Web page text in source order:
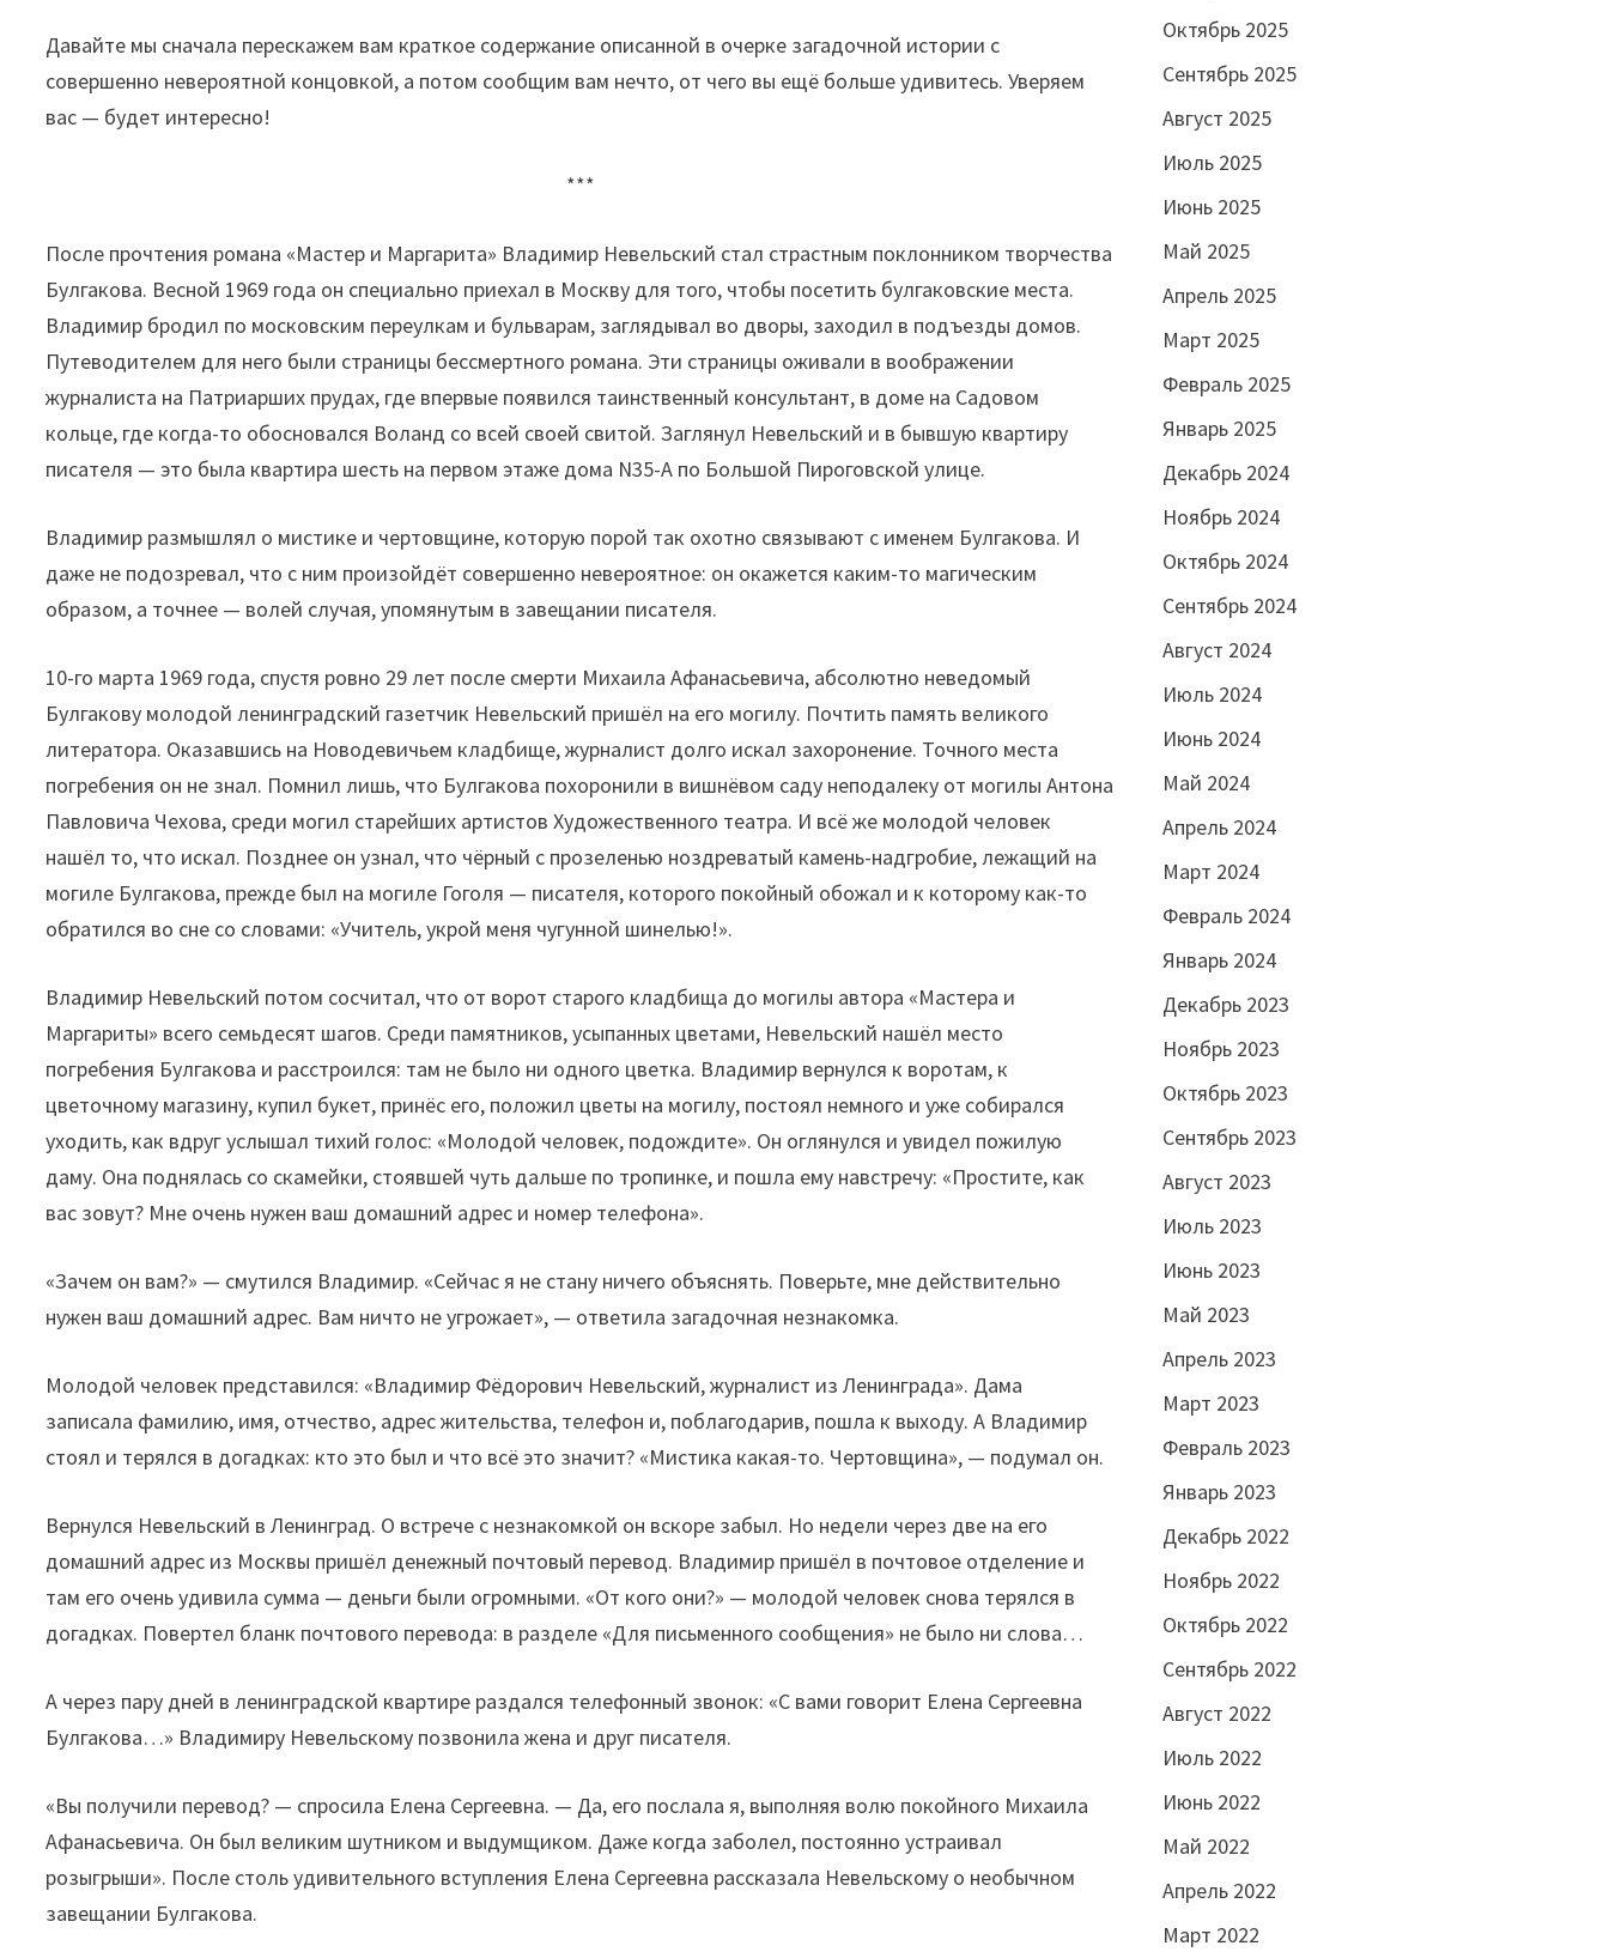
Давайте мы сначала перескажем вам краткое содержание описанной в очерке загадочной истории с
совершенно невероятной концовкой, а потом сообщим вам нечто, от чего вы ещё больше удивитесь. Уверяем
вас — будет интересно!
***
После прочтения романа «Мастер и Маргарита» Владимир Невельский стал страстным поклонником творчества
Булгакова. Весной 1969 года он специально приехал в Москву для того, чтобы посетить булгаковские места.
Владимир бродил по московским переулкам и бульварам, заглядывал во дворы, заходил в подъезды домов.
Путеводителем для него были страницы бессмертного романа. Эти страницы оживали в воображении
журналиста на Патриарших прудах, где впервые появился таинственный консультант, в доме на Садовом
кольце, где когда-то обосновался Воланд со всей своей свитой. Заглянул Невельский и в бывшую квартиру
писателя — это была квартира шесть на первом этаже дома N35-А по Большой Пироговской улице.
Владимир размышлял о мистике и чертовщине, которую порой так охотно связывают с именем Булгакова. И
даже не подозревал, что с ним произойдёт совершенно невероятное: он окажется каким-то магическим
образом, а точнее — волей случая, упомянутым в завещании писателя.
10-го марта 1969 года, спустя ровно 29 лет после смерти Михаила Афанасьевича, абсолютно неведомый
Булгакову молодой ленинградский газетчик Невельский пришёл на его могилу. Почтить память великого
литератора. Оказавшись на Новодевичьем кладбище, журналист долго искал захоронение. Точного места
погребения он не знал. Помнил лишь, что Булгакова похоронили в вишнёвом саду неподалеку от могилы Антона
Павловича Чехова, среди могил старейших артистов Художественного театра. И всё же молодой человек
нашёл то, что искал. Позднее он узнал, что чёрный с прозеленью ноздреватый камень-надгробие, лежащий на
могиле Булгакова, прежде был на могиле Гоголя — писателя, которого покойный обожал и к которому как-то
обратился во сне со словами: «Учитель, укрой меня чугунной шинелью!».
Владимир Невельский потом сосчитал, что от ворот старого кладбища до могилы автора «Мастера и
Маргариты» всего семьдесят шагов. Среди памятников, усыпанных цветами, Невельский нашёл место
погребения Булгакова и расстроился: там не было ни одного цветка. Владимир вернулся к воротам, к
цветочному магазину, купил букет, принёс его, положил цветы на могилу, постоял немного и уже собирался
уходить, как вдруг услышал тихий голос: «Молодой человек, подождите». Он оглянулся и увидел пожилую
даму. Она поднялась со скамейки, стоявшей чуть дальше по тропинке, и пошла ему навстречу: «Простите, как
вас зовут? Мне очень нужен ваш домашний адрес и номер телефона».
«Зачем он вам?» — смутился Владимир. «Сейчас я не стану ничего объяснять. Поверьте, мне действительно
нужен ваш домашний адрес. Вам ничто не угрожает», — ответила загадочная незнакомка.
Молодой человек представился: «Владимир Фёдорович Невельский, журналист из Ленинграда». Дама
записала фамилию, имя, отчество, адрес жительства, телефон и, поблагодарив, пошла к выходу. А Владимир
стоял и терялся в догадках: кто это был и что всё это значит? «Мистика какая-то. Чертовщина», — подумал он.
Вернулся Невельский в Ленинград. О встрече с незнакомкой он вскоре забыл. Но недели через две на его
домашний адрес из Москвы пришёл денежный почтовый перевод. Владимир пришёл в почтовое отделение и
там его очень удивила сумма — деньги были огромными. «От кого они?» — молодой человек снова терялся в
догадках. Повертел бланк почтового перевода: в разделе «Для письменного сообщения» не было ни слова…
А через пару дней в ленинградской квартире раздался телефонный звонок: «С вами говорит Елена Сергеевна
Булгакова…» Владимиру Невельскому позвонила жена и друг писателя.
«Вы получили перевод? — спросила Елена Сергеевна. — Да, его послала я, выполняя волю покойного Михаила
Афанасьевича. Он был великим шутником и выдумщиком. Даже когда заболел, постоянно устраивал
розыгрыши». После столь удивительного вступления Елена Сергеевна рассказала Невельскому о необычном
завещании Булгакова.
Октябрь 2025
Сентябрь 2025
Август 2025
Июль 2025
Июнь 2025
Май 2025
Апрель 2025
Март 2025
Февраль 2025
Январь 2025
Декабрь 2024
Ноябрь 2024
Октябрь 2024
Сентябрь 2024
Август 2024
Июль 2024
Июнь 2024
Май 2024
Апрель 2024
Март 2024
Февраль 2024
Январь 2024
Декабрь 2023
Ноябрь 2023
Октябрь 2023
Сентябрь 2023
Август 2023
Июль 2023
Июнь 2023
Май 2023
Апрель 2023
Март 2023
Февраль 2023
Январь 2023
Декабрь 2022
Ноябрь 2022
Октябрь 2022
Сентябрь 2022
Август 2022
Июль 2022
Июнь 2022
Май 2022
Апрель 2022
Март 2022